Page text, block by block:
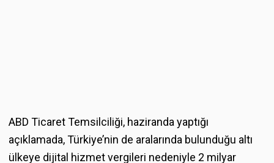
ABD Ticaret Temsilciliği, haziranda yaptığı
açıklamada, Türkiye’nin de aralarında bulunduğu altı
ülkeye dijital hizmet vergileri nedeniyle 2 milyar